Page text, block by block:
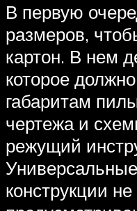
В первую
размеров,
картон. В нем
которое
габаритам
чертежа и
режущий
конструкции не